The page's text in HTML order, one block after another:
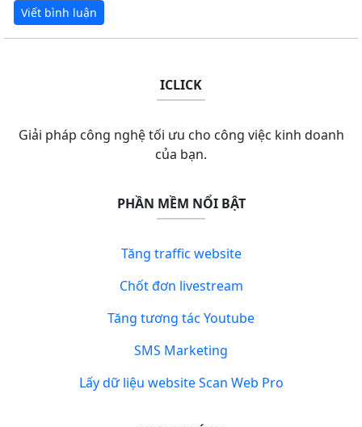
ICLICK
Giải pháp công nghệ tối ưu cho công việc kinh doanh
của bạn.
PHẦN MỀM NỔI BẬT
Tăng traffic website
Chốt đơn livestream
Tăng tương tác Youtube
SMS Marketing
Lấy dữ liệu website Scan Web Pro